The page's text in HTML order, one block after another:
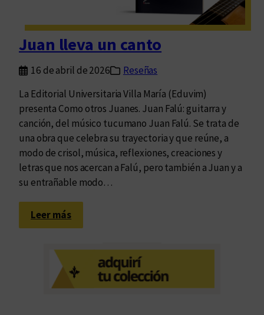
Juan lleva un canto
16 de abril de 2026
Reseñas
La Editorial Universitaria Villa María (Eduvim)
presenta Como otros Juanes. Juan Falú: guitarra y
canción, del músico tucumano Juan Falú. Se trata de
una obra que celebra su trayectoria y que reúne, a
modo de crisol, música, reflexiones, creaciones y
letras que nos acercan a Falú, pero también a Juan y a
su entrañable modo…
Leer más:
J
n
l